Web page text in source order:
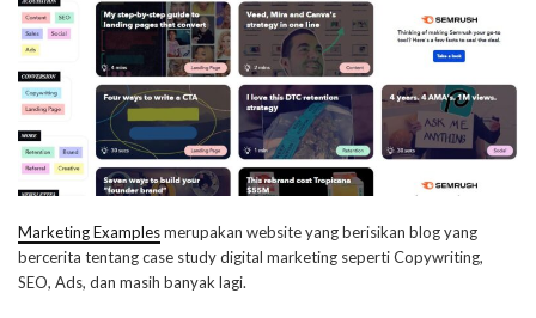
Marketing Examplesmerupakan website yang berisikan blog yang
bercerita tentang case study digital marketing seperti Copywriting,
SEO, Ads, dan masih banyak lagi.